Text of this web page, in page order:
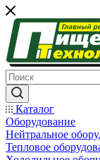
Каталог
Оборудование
Нейтральное
Тепловое